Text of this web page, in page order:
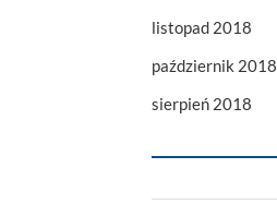
listopad 2018
październik 2018
sierpień 2018